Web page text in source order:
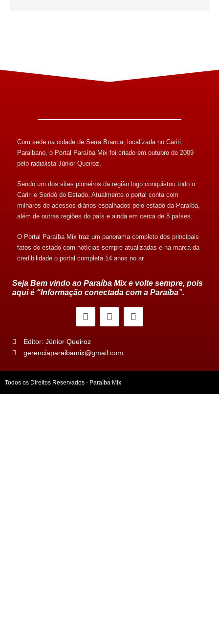
Com sede na cidade de Serra Branca, localizada no Cariri
Paraibano, o Portal Paraíba Mix foi criado em outubro de 2009
pelo radialista Júnior Queiroz.
Sendo um dos sites pioneiros da região logo conquistou todo o
Cariri e Seridó do Estado. Atualmente o portal conta com
milhares de acessos diários espalhados pelo estado da Paraíba,
além de outras regiões do país e ainda em cerca de 8 países.
O Portal Paraíba Mix traz um panorama completo dos principais
fatos do estado com notícias sempre atualizadas e na marca da
credibilidade o portal completa 14 anos no ar.
Seja Bem vindo ao Paraíba Mix e volte sempre, pois
aqui é “Informação conectada com a Paraíba”.
Editor: Júnior Queiroz
gerenciaparaibamix@gmail.com
Todos os Direitos Reservados - Paraíba Mix